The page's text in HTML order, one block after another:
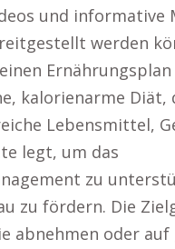
und informative
werden
Ernährungsplan
kalorienarme Diät,
Lebensmittel,
legt, um das
zu
zu fördern. Die
abnehmen oder auf